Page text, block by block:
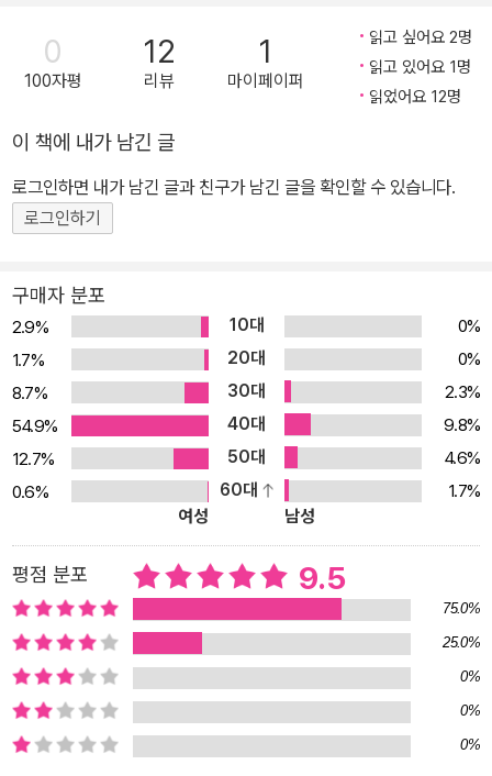
먼저 누군가에게 말을 걸어 본 적도 거의 없었다. 친구들에게 둘러싸
여 즐거워하는 마사토와 고즈에를 부러워하면서도, 누군가와 친해지
내가 교실에서 어울리지 못하는 것도 모두가 나를 멀리해서가 아니라
축 초코우유를 만드는 방법만큼이나 단순한 일이다. 그동안 알아차리
지 못했던 게 믿기지 않을 만큼.
움! 영양 만점 마카로니 수프 기요노_ 어떻게 하면 친구를 많이 사귈
수 있을까? : 찐한 초콜릿 맛 용기! 완벽 충전 초코우유 고즈에_ 전학
을 가서도 지금 친구들을 잃고 싶지 않아. : 우정의 약속이 스민 폭신
여섯 가지 성장의 맛! 맛있는 급식 메뉴와 버무린 열네 살의 순간들!
작년 전 세계를 휩쓴 코로나 팬데믹은 많은 것을 바꿔 놓았는데, 그중
하나가 바로 학교의 풍경이다. 바이러스의 확산을 방지하기 위해 많
은 학교가 수업을 온라인으로 전향하면서 교복을 입은 학생들을 좀처
다 삼삼오오 모여 수다를 떨고, 둘러앉아 급식을 먹는 풍경은 이제 먼
옛날 일인 듯 낯설기만 하다. 최근 한 방송에서 고등학교 교사는 “학
교에서 배우는 것은 공부뿐만이 아니라 공동체 생활에서 가져야 할
배려”라고 인터뷰하며, 학교에 나오지 못하는 현 상황의 안타까움을
드러내기도 했다. 그런 학교에서 아이들이 가장 기대하고 기다리는
시간은 바로 점심시간이 아닐까? 빡빡한 수업 일정 사이에서 숨통이
트이는 1시간, 오밀조밀 모여 앉아 급식을 먹으며 온갖 이야기를 나누
는 학생들……. 《오늘의 급식》은 바로 그 순간을 그려 내고 있다. 공립
중학교에 다니는 1학년 같은 반 학생인 여섯 아이들의 이야기를 단편
으로 실은 연작 소설로, 한 편마다 주인공 한 명의 이야기가 릴레이 형
식으로 풀어진다. 사춘기 청소년의 생생한 심리를 섬세하게 그려 내
공감을 불러일으키고, 다양한 음식을 소개해 주어 독자들의 입맛을
돋운다. 사랑, 우정, 성적, 미래…… 다채롭게 담아낸 우리들의 고민 이
야기 《오늘의 급식》은 갓 중학교에 입학한 미키, 모모, 미쓰루, 마사
토, 기요노, 고즈에 총 여섯 아이들이 겪어 나가는 1년의 학교생활 이
야기이다. 하루하루가 새롭고 특별할 청소년들의 일상을 담백하게 담
0
100자평
12
리뷰
1
마이페이퍼
읽고 싶어요 2명
읽고 있어요 1명
읽었어요 12명
이 책에 내가 남긴 글
로그인하면 내가 남긴 글과 친구가 남긴 글을 확인할 수 있습니다.
로그인하기
구매자 분포
2.9% 10대
0%
1.7%
20대
0%
8.7%
30대
2.3%
54.9%
40대
9.8%
12.7%
50대
4.6%
0.6%
60대
1.7%
여성
남성
평점 분포 9.5
75.0%
25.0%
0%
0%
0%